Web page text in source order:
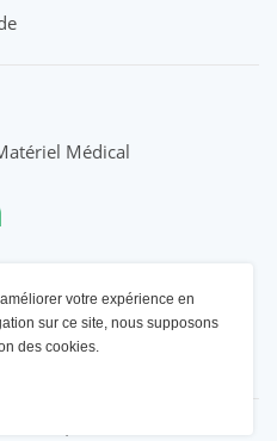
votre expérience en
sur ce site, nous supposons
des cookies.
Médical
tous droits réservés